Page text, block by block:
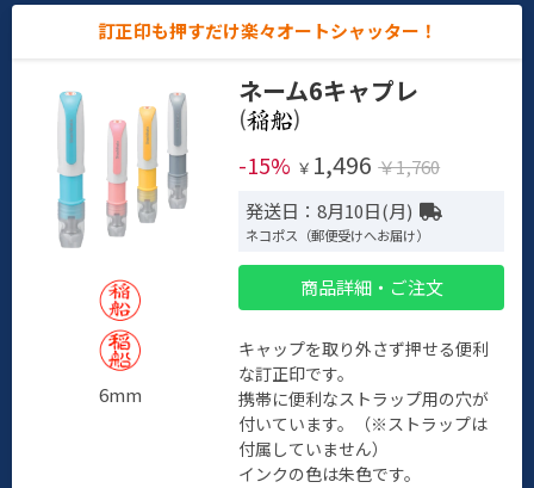
訂正印も押すだけ楽々オートシャッター！
6mm
ネーム6キャプレ
(
)
-15% ￥ 1,496 ￥1,760
発送日：8月10日(月)
ネコポス（郵便受けへお届け）
商品詳細・ご注文
キャップを取り外さず押せる便利
な訂正印です。
携帯に便利なストラップ用の穴が
付いています。（※ストラップは
付属していません）
インクの色は朱色です。